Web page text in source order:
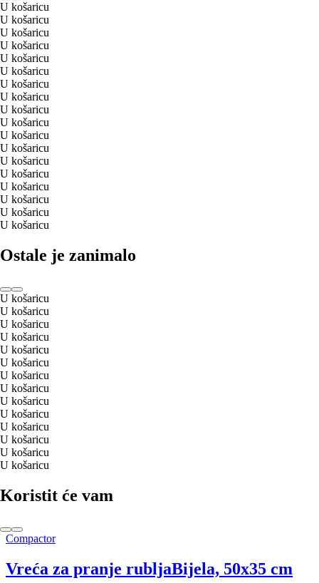
U košaricu
U košaricu
U košaricu
U košaricu
U košaricu
U košaricu
U košaricu
U košaricu
U košaricu
U košaricu
U košaricu
U košaricu
U košaricu
U košaricu
U košaricu
U košaricu
U košaricu
U košaricu
Ostale je zanimalo
U košaricu
U košaricu
U košaricu
U košaricu
U košaricu
U košaricu
U košaricu
U košaricu
U košaricu
U košaricu
U košaricu
U košaricu
U košaricu
U košaricu
Koristit će vam
Compactor
Vreća za pranje rubljaBijela, 50x35 cm